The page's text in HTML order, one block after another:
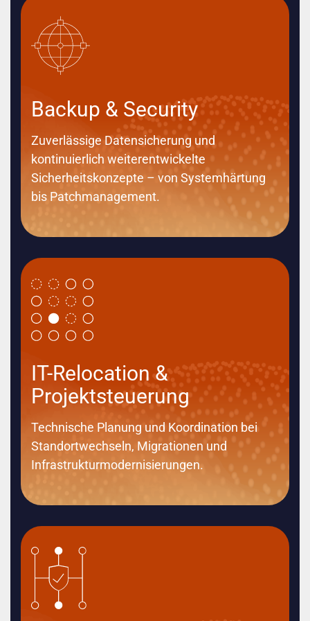
Backup & Security
Zuverlässige Datensicherung und
kontinuierlich weiterentwickelte
Sicherheitskonzepte – von Systemhärtung
bis Patchmanagement.
IT-Relocation &
Projektsteuerung
Technische Planung und Koordination bei
Standortwechseln, Migrationen und
Infrastrukturmodernisierungen.